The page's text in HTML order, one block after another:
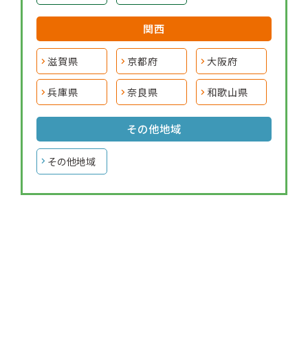
関西
滋賀県 京都府 大阪府
兵庫県 奈良県 和歌山県
その他地域
その他地域